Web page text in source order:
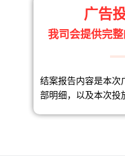
广告
我司会提供完
结案报告内容是本次
部明细，以及本次投